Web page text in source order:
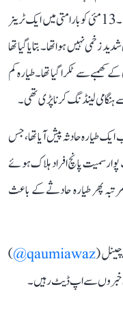
تربیتی طیارے سے متعلق ایک اور حادثہ پیش آ چکا ہے۔ 13 مئی کو بارامتی میں ایک ٹرینر
زخمی نہیں ہوا تھا۔ بتایا گیا تھا
سے ٹکرا گیا تھا۔ طیارہ کم
ہنگامی لینڈنگ کرنا پڑی تھی۔
طیارہ حادثہ پیش آیا تھا، جس
سمیت پانچ افراد ہلاک ہوئے
پھر طیارہ حادثے کے باعث
چینل (qaumiawaz@
)
خبروں سے اپ ڈیٹ رہیں۔